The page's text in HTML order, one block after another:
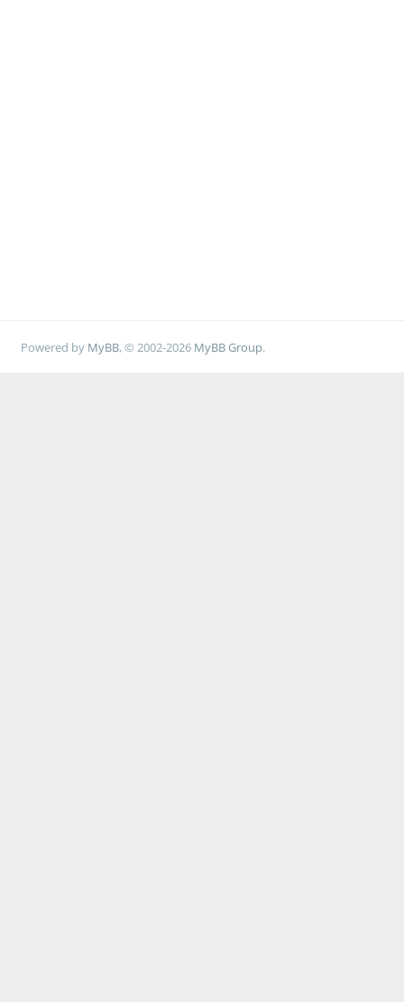
Powered by MyBB, © 2002-2026 MyBB Group.